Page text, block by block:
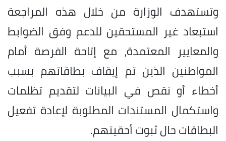
وتستهدف الوزارة من خلال هذه المراجعة
استبعاد غير المستحقين للدعم وفق الضوابط
والمعايير المعتمدة، مع إتاحة الفرصة أمام
المواطنين الذين تم إيقاف بطاقاتهم بسبب
أخطاء أو نقص في البيانات لتقديم تظلمات
واستكمال المستندات المطلوبة لإعادة تفعيل
البطاقات حال ثبوت أحقيتهم.